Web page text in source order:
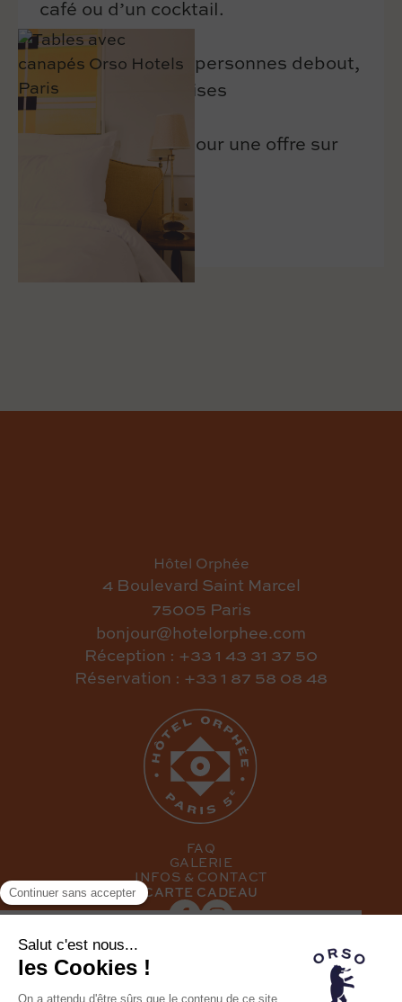
café ou d’un cocktail.
Privatisation : 20 personnes debout,
10 personnes assises
Contactez-nous pour une offre sur
mesure.
CONTACT
Hôtel Orphée
4 Boulevard Saint Marcel
75005 Paris
bonjour@hotelorphee.com
Réception : +33 1 43 31 37 50
Réservation : +33 1 87 58 08 48
FAQ
GALERIE
INFOS & CONTACT
CARTE CADEAU
INSCRIVEZ-VOUS À NOTRE NEWSLETTER